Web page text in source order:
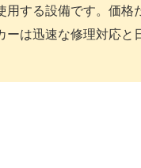
する設備です。価格
は迅速な修理対応と